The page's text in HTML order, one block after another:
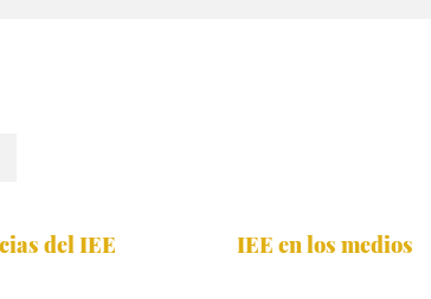
del IEE IEE en los medios